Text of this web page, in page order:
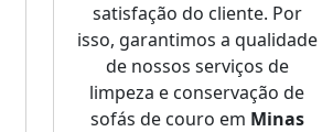
satisfação do cliente. Por
isso, garantimos a qualidade
de nossos serviços de
limpeza e conservação de
sofás de couro em Minas